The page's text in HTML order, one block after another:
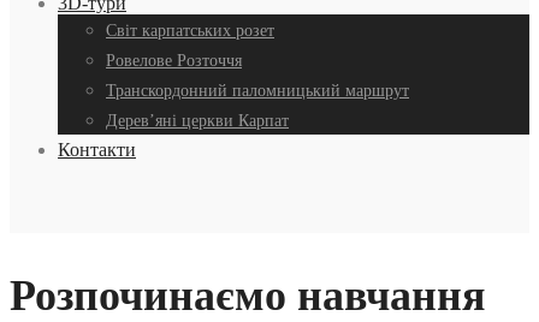
Світ карпатських розет
Ровелове Розточчя
Транскордонний паломницький маршрут
Дерев’яні церкви Карпат
Контакти
Розпочинаємо навчання